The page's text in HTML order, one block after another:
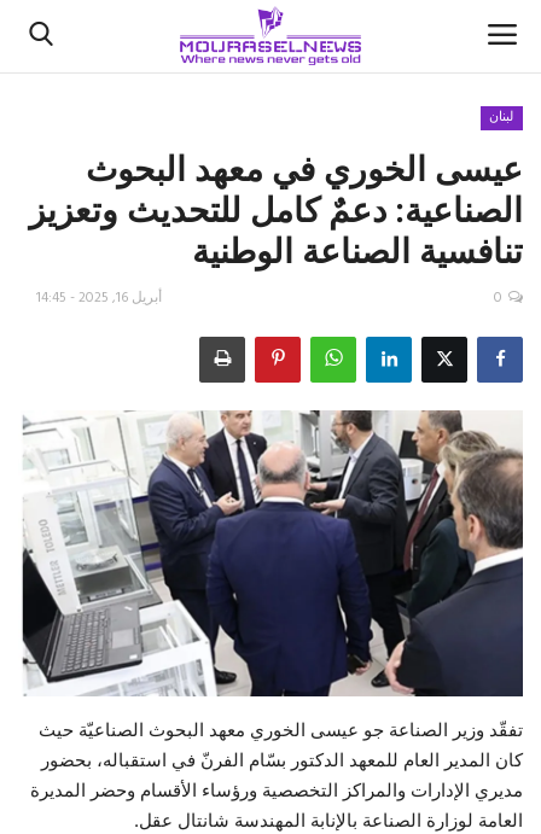
الأخبار
كتّابنا
السعودية
اقتصاد
علوم وتكنولوجيا
رياضة
فيديو
لبنان
عيسى الخوري في معهد البحوث
الصناعية: دعمٌ كامل للتحديث وتعزيز
تنافسية الصناعة الوطنية
أبريل 16, 2025 - 14:45 0
تفقّد وزير الصناعة جو عيسى الخوري معهد البحوث الصناعيّة حيث
كان المدير العام للمعهد الدكتور بسّام الفرنّ في استقباله، بحضور
مديري الإدارات والمراكز التخصصية ورؤساء الأقسام وحضر المديرة
العامة لوزارة الصناعة بالإنابة المهندسة شانتال عقل.